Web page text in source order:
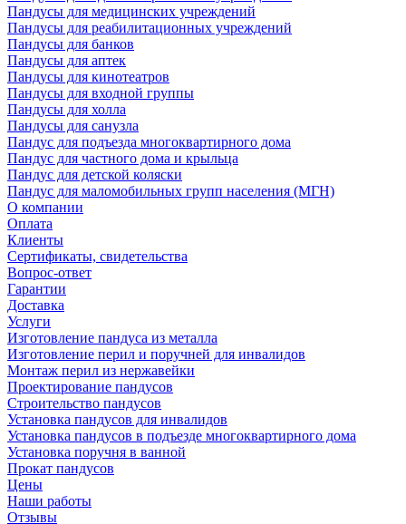
Пандусы для медицинских учреждений
Пандусы для реабилитационных учреждений
Пандусы для банков
Пандусы для аптек
Пандусы для кинотеатров
Пандусы для входной группы
Пандусы для холла
Пандусы для санузла
Пандус для подъезда многоквартирного дома
Пандус для частного дома и крыльца
Пандус для детской коляски
Пандус для маломобильных групп населения (МГН)
О компании
Оплата
Клиенты
Сертификаты, свидетельства
Вопрос-ответ
Гарантии
Доставка
Услуги
Изготовление пандуса из металла
Изготовление перил и поручней для инвалидов
Монтаж перил из нержавейки
Проектирование пандусов
Строительство пандусов
Установка пандусов для инвалидов
Установка пандусов в подъезде многоквартирного дома
Установка поручня в ванной
Прокат пандусов
Цены
Наши работы
Отзывы